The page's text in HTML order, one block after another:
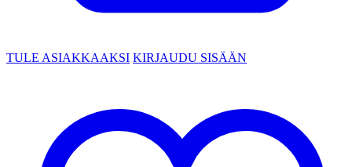
TULE ASIAKKAAKSI KIRJAUDU SISÄÄN